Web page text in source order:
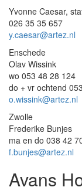
Yvonne Caesar,
026 35 35 657
y.caesar@artez.nl
Enschede
Olav Wissink
wo 053 48 28 124
do + vr ochtend
o.wissink@artez.nl
Zwolle
Frederike Bunjes
ma en do 038 42
f.bunjes@artez.nl
Avans